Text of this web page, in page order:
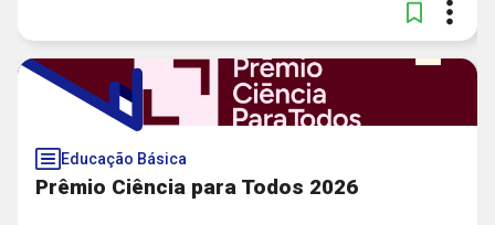
Educação Básica
Prêmio Ciência para Todos 2026